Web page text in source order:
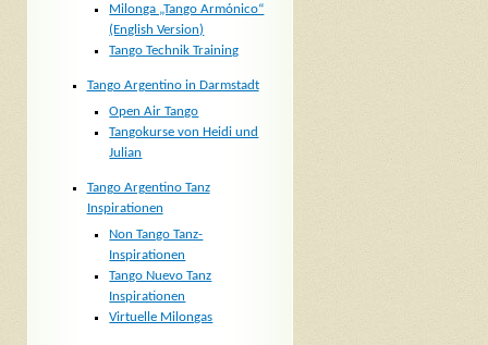
Milonga „Tango Armónico“
(English Version)
Tango Technik Training
Tango Argentino in Darmstadt
Open Air Tango
Tangokurse von Heidi und
Julian
Tango Argentino Tanz
Inspirationen
Non Tango Tanz-
Inspirationen
Tango Nuevo Tanz
Inspirationen
Virtuelle Milongas